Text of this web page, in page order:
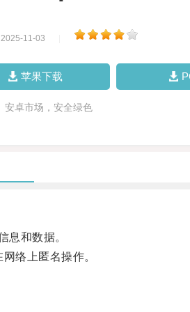
11-03
苹果下载
安卓市场，安全绿色
和数据。
络上匿名操作。